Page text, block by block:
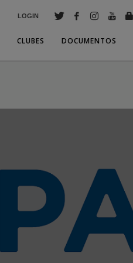
LOGIN
CLUBES DOCUMENTOS